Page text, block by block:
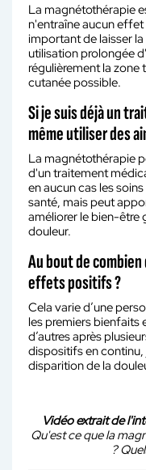
La magnétothérapie
n'entraîne aucun
important de laisser
utilisation prolongée
régulièrement la
cutanée possible.
Si je suis déjà un
même utiliser des
La magnétothérapie
d'un traitement
en aucun cas les
santé, mais peut
améliorer le bien-être
douleur.
Au bout de
effets positifs ?
Cela varie d’une
les premiers bienfaits
d’autres après
dispositifs en continu,
disparition de la
Vidéo extrait de
Qu'est ce que la
?